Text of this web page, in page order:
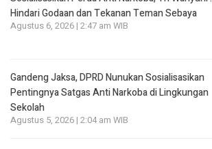
Hindari Godaan dan Tekanan Teman Sebaya
Agustus 6, 2026 | 2:47 am WIB
Gandeng Jaksa, DPRD Nunukan Sosialisasikan
Pentingnya Satgas Anti Narkoba di Lingkungan
Sekolah
Agustus 5, 2026 | 2:04 am WIB